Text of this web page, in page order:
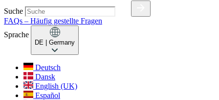
Suche
FAQs – Häufig gestellte Fragen
Sprache
DE | Germany
Deutsch
Dansk
English (UK)
Español